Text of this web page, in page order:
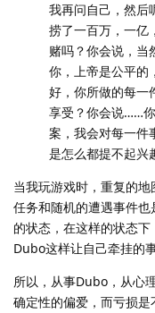
我再问自己，然后
捞了一百万，一亿
赌吗？你会说，当
你，上帝是公平的
好，你所做的每一
享受？你会说……
案，我会对每一件
是怎么都提不起
当我玩游戏时，重复的
任务和随机的遭遇事件
的状态，在这样的状态
Dubo这样让自己牵挂的
所以，从事Dubo，从心
确定性的偏爱，而亏损